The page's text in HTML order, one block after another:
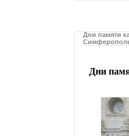
Дни памяти
Дни